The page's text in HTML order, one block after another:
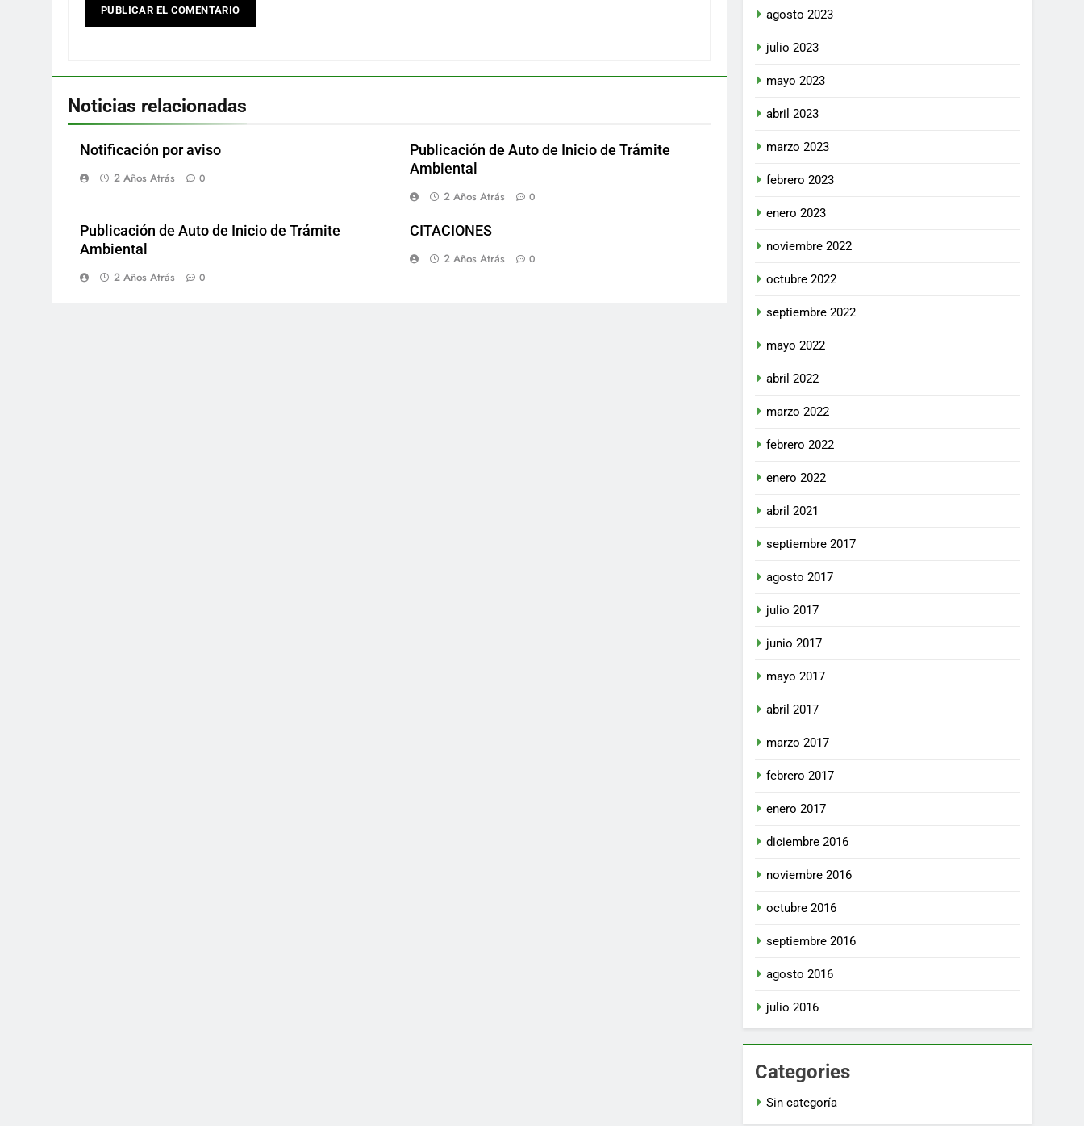
Noticias relacionadas
Notificación por aviso
2 Años Atrás 0
Publicación de Auto de Inicio de Trámite
Ambiental
2 Años Atrás 0
Publicación de Auto de Inicio de Trámite
Ambiental
2 Años Atrás 0
CITACIONES
2 Años Atrás 0
agosto 2023
julio 2023
mayo 2023
abril 2023
marzo 2023
febrero 2023
enero 2023
noviembre 2022
octubre 2022
septiembre 2022
mayo 2022
abril 2022
marzo 2022
febrero 2022
enero 2022
abril 2021
septiembre 2017
agosto 2017
julio 2017
junio 2017
mayo 2017
abril 2017
marzo 2017
febrero 2017
enero 2017
diciembre 2016
noviembre 2016
octubre 2016
septiembre 2016
agosto 2016
julio 2016
Categories
Sin categoría